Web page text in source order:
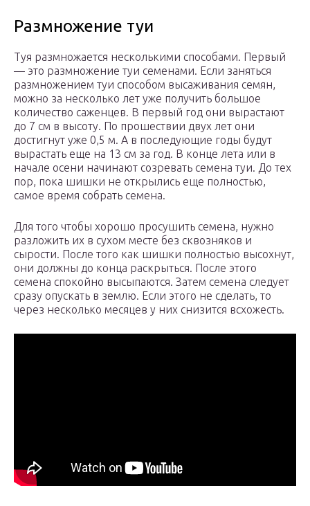
Размножение туи
Туя размножается несколькими способами. Первый
— это размножение туи семенами. Если заняться
размножением туи способом высаживания семян,
можно за несколько лет уже получить большое
количество саженцев. В первый год они вырастают
до 7 см в высоту. По прошествии двух лет они
достигнут уже 0,5 м. А в последующие годы будут
вырастать еще на 13 см за год. В конце лета или в
начале осени начинают созревать семена туи. До тех
пор, пока шишки не открылись еще полностью,
самое время собрать семена.
Для того чтобы хорошо просушить семена, нужно
разложить их в сухом месте без сквозняков и
сырости. После того как шишки полностью высохнут,
они должны до конца раскрыться. После этого
семена спокойно высыпаются. Затем семена следует
сразу опускать в землю. Если этого не сделать, то
через несколько месяцев у них снизится всхожесть.